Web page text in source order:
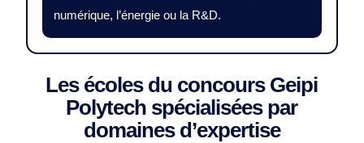
numérique, l’énergie ou la R&D.
Les écoles du concours Geipi
Polytech spécialisées par
domaines d’expertise